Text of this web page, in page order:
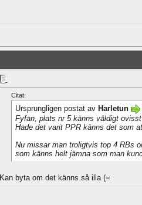
Citat:
Ursprungligen postat av Harletun
Fyfan, plats nr 5 känns väldigt
Hade det varit PPR känns det som
Nu missar man troligtvis top 4 RBs
som känns helt jämna som man
Kan byta om det känns så illa (=